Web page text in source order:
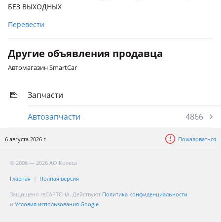
БЕЗ ВЫХОДНЫХ
Перевести
Другие объявления продавца
Автомагазин SmartCar
Запчасти
Автозапчасти
4866
6 августа 2026 г. Пожаловаться
© 2006 — 2026 АО Колеса
Главная Полная версия
Защищено reCAPTCHA. Действуют Политика конфиденциальности
и Условия использования Google